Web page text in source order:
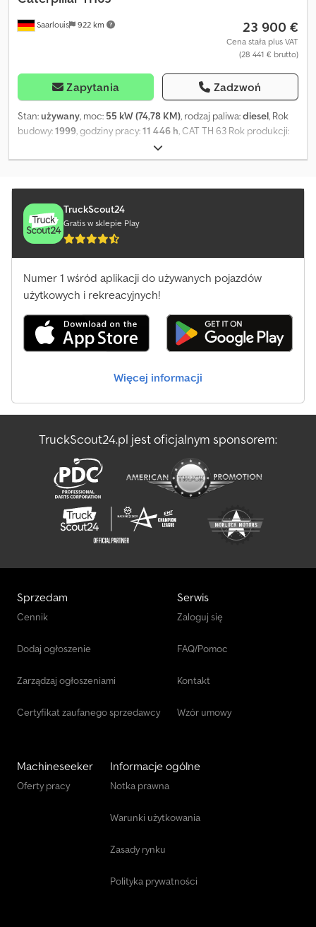
Saarlouis 922 km 23 900 €
Cena stała plus VAT
(28 441 € brutto)
Zapytania Zadzwoń
Stan:używany, moc: 55 kW (74,78 KM), rodzaj paliwa:diesel, Rok
budowy:1999, godziny pracy:11 446 h, CAT TH 63 Rok produkcji:
1999 Godziny pracy: 11 446 h Udźwig: 3 000 kg Wysokość
podnoszenia: 12,5 m 2 x podpory Widły paletowe Łyżka Silnik
Dsdpeydaxaefx Al Deck Numer wewnętrzny: 25T009 KABINA DACH
OCHRONNY WSPOMAGANIE KIEROWNICY
TruckScout24
Gratis w sklepie Play
Numer 1 wśród aplikacji do używanych pojazdów
użytkowych i rekreacyjnych!
Więcej informacji
TruckScout24.pl jest oficjalnym sponsorem:
Sprzedam
Cennik
Dodaj ogłoszenie
Zarządzaj ogłoszeniami
Certyfikat zaufanego sprzedawcy
Serwis
Zaloguj się
FAQ/Pomoc
Kontakt
Wzór umowy
Machineseeker
Oferty pracy
Informacje ogólne
Notka prawna
Warunki użytkowania
Zasady rynku
Polityka prywatności